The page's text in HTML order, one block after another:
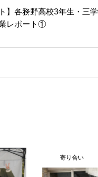
】各務野高校3年生・三学
レポート①
寄り合い